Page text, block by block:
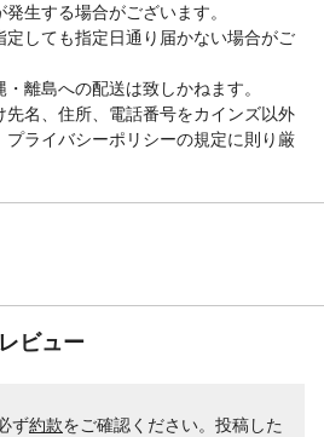
生する場合がございます。
しても指定日通り届かない場合がご
離島への配送は致しかねます。
先名、住所、電話番号をカインズ以外
ライバシーポリシーの規定に則り厳
ビュー
ず約款をご確認ください。投稿した